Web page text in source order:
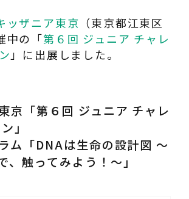
ッザニア東京 （東京都江東区
中の「第６回 ジュニア チャレ
」に出展しました。
京「第６回 ジュニア チャレ
」
ム「DNAは生命の設計図 ～
、触ってみよう！～」